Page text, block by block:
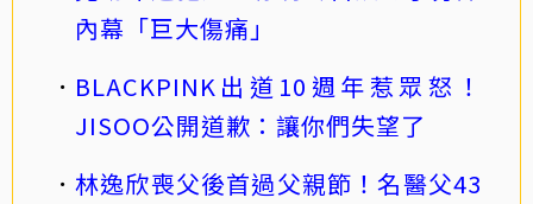
內幕「巨大傷痛」
BLACKPINK出道10週年惹眾怒！
JISOO公開道歉：讓你們失望了
林逸欣喪父後首過父親節！名醫父43